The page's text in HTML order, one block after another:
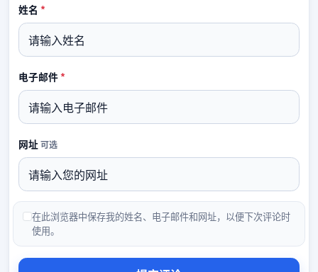
姓名 *必填
电子邮件*必填
网址 可选
在此浏览器中保存我的姓名、电子邮件和网址，以便下次评论时
使用。